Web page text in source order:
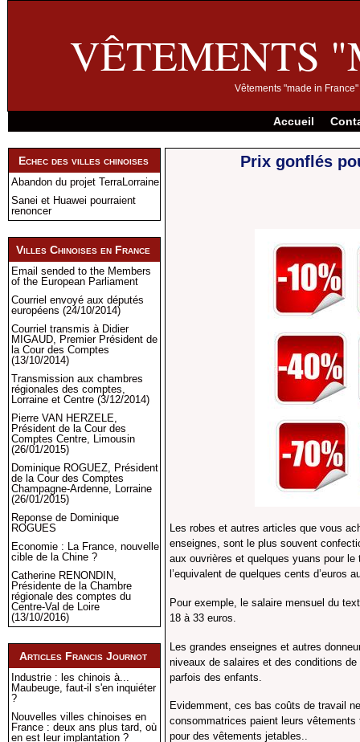
VÊTEMENTS
Vêtements "made in
Accueil
Echec des villes chinoises
Abandon du projet TerraLorraine
Sanei et Huawei pourraient
renoncer
Villes Chinoises en France
Email sended to the Members
of the European Parliament
Courriel envoyé aux députés
européens (24/10/2014)
Courriel transmis à Didier
MIGAUD, Premier Président de
la Cour des Comptes
(13/10/2014)
Transmission aux chambres
régionales des comptes,
Lorraine et Centre (3/12/2014)
Pierre VAN HERZELE,
Président de la Cour des
Comptes Centre, Limousin
(26/01/2015)
Dominique ROGUEZ, Président
de la Cour des Comptes
Champagne-Ardenne, Lorraine
(26/01/2015)
Reponse de Dominique
ROGUES
Economie : La France, nouvelle
cible de la Chine ?
Catherine RENONDIN,
Présidente de la Chambre
régionale des comptes du
Centre-Val de Loire
(13/10/2016)
Articles Francis Journot
Industrie : les chinois à...
Maubeuge, faut-il s'en inquiéter
?
Nouvelles villes chinoises en
France : deux ans plus tard, où
en est leur implantation ?
Prix gonflés
Les robes et autres articles que vous
enseignes, sont le plus souvent
aux ouvrières et quelques yuans pour
l’equivalent de quelques cents d’euros
Pour exemple, le salaire mensuel du
18 à 33 euros.
Les grandes enseignes et autres
niveaux de salaires et des conditions
parfois des enfants.
Evidemment, ces bas coûts de travail
consommatrices paient leurs vêtements
pour des vêtements jetables..